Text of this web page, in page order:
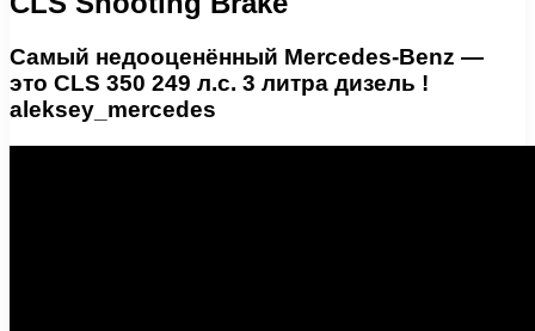
Самый недооценённый Mercedes-Benz —
это CLS 350 249 л.с. 3 литра дизель !
aleksey_mercedes